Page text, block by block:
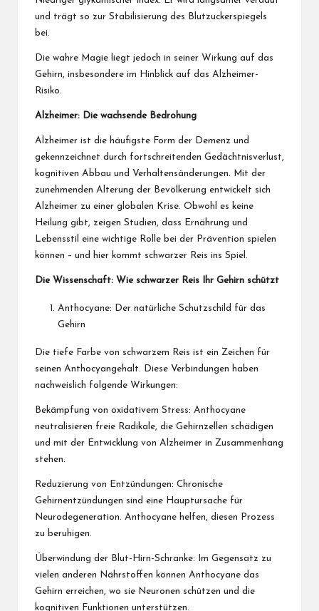
und trägt so zur Stabilisierung des Blutzuckerspiegels
bei.
Die wahre Magie liegt jedoch in seiner Wirkung auf das
Gehirn, insbesondere im Hinblick auf das Alzheimer-
Risiko.
Alzheimer: Die wachsende Bedrohung
Alzheimer ist die häufigste Form der Demenz und
gekennzeichnet durch fortschreitenden Gedächtnisverlust,
kognitiven Abbau und Verhaltensänderungen. Mit der
zunehmenden Alterung der Bevölkerung entwickelt sich
Alzheimer zu einer globalen Krise. Obwohl es keine
Heilung gibt, zeigen Studien, dass Ernährung und
Lebensstil eine wichtige Rolle bei der Prävention spielen
können – und hier kommt schwarzer Reis ins Spiel.
Die Wissenschaft: Wie schwarzer Reis Ihr Gehirn schützt
Anthocyane: Der natürliche Schutzschild für das
Gehirn
Die tiefe Farbe von schwarzem Reis ist ein Zeichen für
seinen Anthocyangehalt. Diese Verbindungen haben
nachweislich folgende Wirkungen:
Bekämpfung von oxidativem Stress: Anthocyane
neutralisieren freie Radikale, die Gehirnzellen schädigen
und mit der Entwicklung von Alzheimer in Zusammenhang
stehen.
Reduzierung von Entzündungen: Chronische
Gehirnentzündungen sind eine Hauptursache für
Neurodegeneration. Anthocyane helfen, diesen Prozess
zu beruhigen.
Überwindung der Blut-Hirn-Schranke: Im Gegensatz zu
vielen anderen Nährstoffen können Anthocyane das
Gehirn erreichen, wo sie Neuronen schützen und die
kognitiven Funktionen unterstützen.